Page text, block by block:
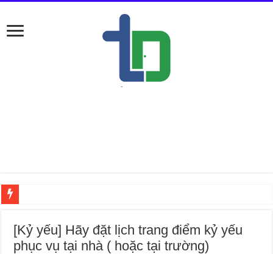
[Kỷ yếu] Hãy đặt lịch trang điểm kỷ yếu
phục vụ tại nhà ( hoặc tại trường)